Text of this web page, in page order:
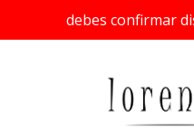
debes confirmar